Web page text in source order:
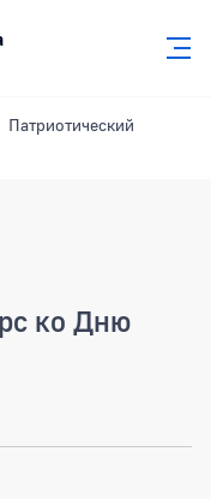
Патриотический
ко Дню